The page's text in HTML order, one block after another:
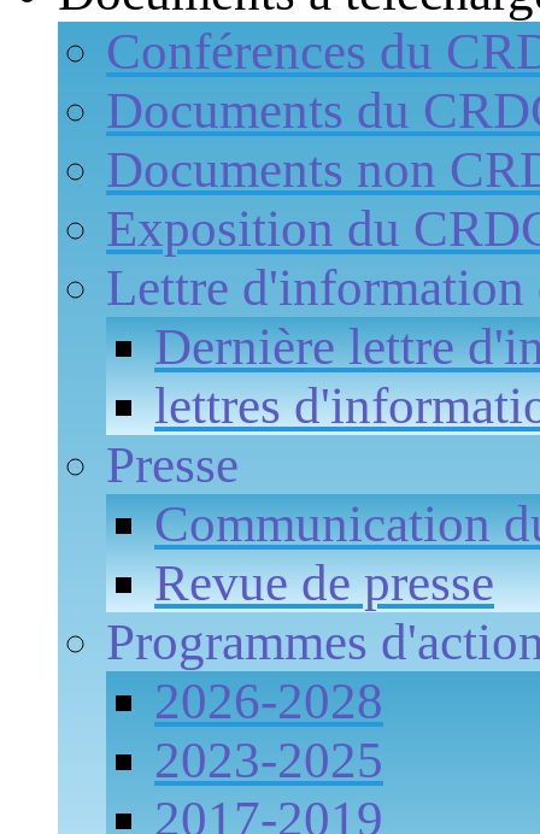
Conférences du
Documents du
Documents non
Exposition du
Lettre d'information
Dernière lettre
lettres
Presse
Communication
Revue de presse
Programmes
2026-2028
2023-2025
2017-2019